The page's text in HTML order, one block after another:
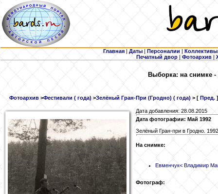
Главная | Даты | Персоналии | Коллективы
Печатный двор |Фотоархив |
Выборка: на снимке -
Фотоархив >Фестивали ( года) >Зелёный Гран-При (Гродно) ( года) > [ Пред.
Дата добавления: 28.08.2015
Дата фотографии: Май 1992
Зелёный Гран-при в Гродно.
На снимке:
Евменчук< Владимир
Фотограф: